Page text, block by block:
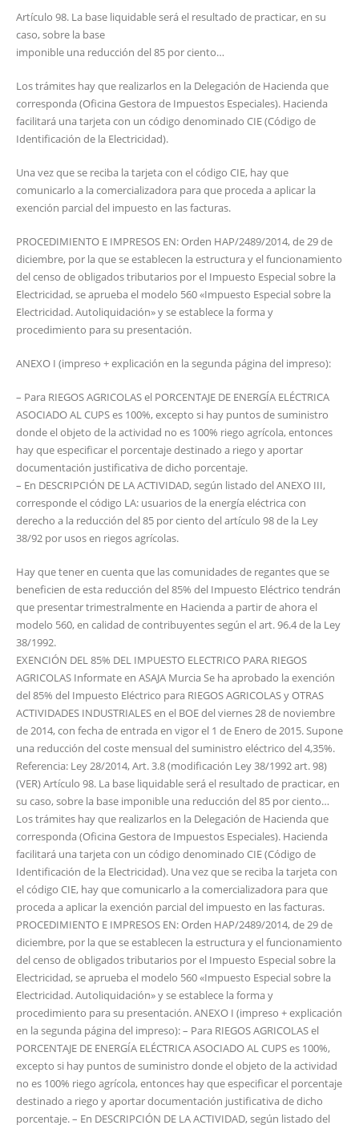
Artículo 98. La base liquidable será el resultado de practicar, en su
caso, sobre la base
imponible una reducción del 85 por ciento…
Los trámites hay que realizarlos en la Delegación de Hacienda que
corresponda (Oficina Gestora de Impuestos Especiales). Hacienda
facilitará una tarjeta con un código denominado CIE (Código de
Identificación de la Electricidad).
Una vez que se reciba la tarjeta con el código CIE, hay que
comunicarlo a la comercializadora para que proceda a aplicar la
exención parcial del impuesto en las facturas.
PROCEDIMIENTO E IMPRESOS EN: Orden HAP/2489/2014, de 29 de
diciembre, por la que se establecen la estructura y el funcionamiento
del censo de obligados tributarios por el Impuesto Especial sobre la
Electricidad, se aprueba el modelo 560 «Impuesto Especial sobre la
Electricidad. Autoliquidación» y se establece la forma y
procedimiento para su presentación.
ANEXO I (impreso + explicación en la segunda página del impreso):
– Para RIEGOS AGRICOLAS el PORCENTAJE DE ENERGÍA ELÉCTRICA
ASOCIADO AL CUPS es 100%, excepto si hay puntos de suministro
donde el objeto de la actividad no es 100% riego agrícola, entonces
hay que especificar el porcentaje destinado a riego y aportar
documentación justificativa de dicho porcentaje.
– En DESCRIPCIÓN DE LA ACTIVIDAD, según listado del ANEXO III,
corresponde el código LA: usuarios de la energía eléctrica con
derecho a la reducción del 85 por ciento del artículo 98 de la Ley
38/92 por usos en riegos agrícolas.
Hay que tener en cuenta que las comunidades de regantes que se
beneficien de esta reducción del 85% del Impuesto Eléctrico tendrán
que presentar trimestralmente en Hacienda a partir de ahora el
modelo 560, en calidad de contribuyentes según el art. 96.4 de la Ley
38/1992.
EXENCIÓN DEL 85% DEL IMPUESTO ELECTRICO PARA RIEGOS
AGRICOLAS Informate en ASAJA Murcia Se ha aprobado la exención
del 85% del Impuesto Eléctrico para RIEGOS AGRICOLAS y OTRAS
ACTIVIDADES INDUSTRIALES en el BOE del viernes 28 de noviembre
de 2014, con fecha de entrada en vigor el 1 de Enero de 2015. Supone
una reducción del coste mensual del suministro eléctrico del 4,35%.
Referencia: Ley 28/2014, Art. 3.8 (modificación Ley 38/1992 art. 98)
(VER) Artículo 98. La base liquidable será el resultado de practicar, en
su caso, sobre la base imponible una reducción del 85 por ciento…
Los trámites hay que realizarlos en la Delegación de Hacienda que
corresponda (Oficina Gestora de Impuestos Especiales). Hacienda
facilitará una tarjeta con un código denominado CIE (Código de
Identificación de la Electricidad). Una vez que se reciba la tarjeta con
el código CIE, hay que comunicarlo a la comercializadora para que
proceda a aplicar la exención parcial del impuesto en las facturas.
PROCEDIMIENTO E IMPRESOS EN: Orden HAP/2489/2014, de 29 de
diciembre, por la que se establecen la estructura y el funcionamiento
del censo de obligados tributarios por el Impuesto Especial sobre la
Electricidad, se aprueba el modelo 560 «Impuesto Especial sobre la
Electricidad. Autoliquidación» y se establece la forma y
procedimiento para su presentación. ANEXO I (impreso + explicación
en la segunda página del impreso): – Para RIEGOS AGRICOLAS el
PORCENTAJE DE ENERGÍA ELÉCTRICA ASOCIADO AL CUPS es 100%,
excepto si hay puntos de suministro donde el objeto de la actividad
no es 100% riego agrícola, entonces hay que especificar el porcentaje
destinado a riego y aportar documentación justificativa de dicho
porcentaje. – En DESCRIPCIÓN DE LA ACTIVIDAD, según listado del